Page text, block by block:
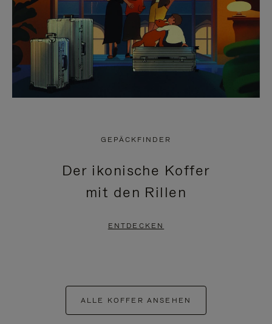
GEPÄCKFINDER
Der ikonische Koffer
mit den Rillen
ENTDECKEN
ALLE KOFFER ANSEHEN